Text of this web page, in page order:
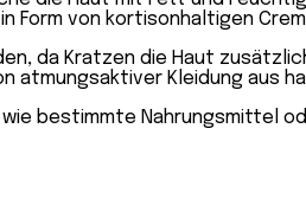
von kortisonhaltigen
da Kratzen die Haut
atmungsaktiver Kleidung aus
wie bestimmte Nahrungsmittel